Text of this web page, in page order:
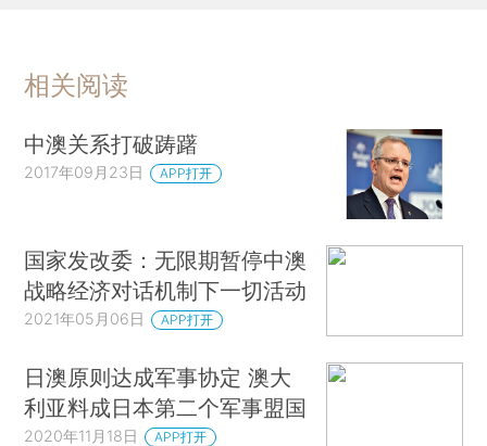
相关阅读
中澳关系打破踌躇
2017年09月23日 APP打开
国家发改委：无限期暂停中澳
战略经济对话机制下一切活动
2021年05月06日 APP打开
日澳原则达成军事协定 澳大
利亚料成日本第二个军事盟国
2020年11月18日 APP打开